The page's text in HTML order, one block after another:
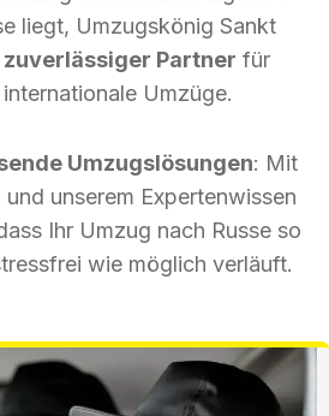
liegt, Umzugskönig Sankt
zuverlässiger Partner für
Umzüge.
Umzugslösungen: Mit
unserem Expertenwissen
Ihr Umzug nach Russe so
wie möglich verläuft.